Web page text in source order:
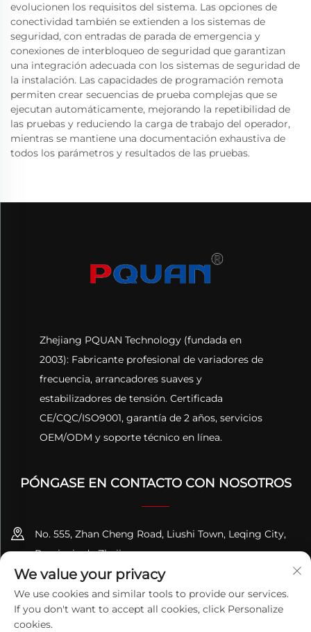
evolucionen los requisitos del sistema. Las opciones de
conectividad también se extienden a los sistemas de
seguridad, con entradas de parada de emergencia y
conexiones de interbloqueo de seguridad que garantizan
una integración adecuada con los sistemas de seguridad de
la instalación. Las capacidades de programación remota
permiten crear secuencias de prueba complejas que se
ejecutan automáticamente, mejorando la repetibilidad de
las pruebas y reduciendo la carga de trabajo del operador,
mientras se mantiene una documentación exhaustiva de
todos los parámetros y resultados de las pruebas.
Zhejiang PQUAN Technology (fundada en
2003): Fabricante profesional de variadores de
frecuencia, arrancadores suaves y
estabilizadores de tensión. Certificada
CE/CQC/ISO9001, garantía de 2 años, servicios
OEM/ODM y soporte técnico en línea.
PÓNGASE EN CONTACTO CON NOSOTROS
No. 555, Zhan Cheng Road, Liushi Town, Leqing City,
Provincia de Zhejiang
+86-13695814656
[email protected]
We value your privacy
We use cookies and similar tools to provide our services.
If you don't want to accept all cookies, click Personalize
cookies.